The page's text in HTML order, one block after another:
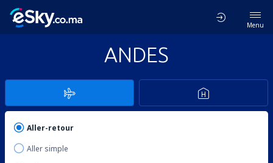
Menu
ANDES
Aller-retour
Aller simple